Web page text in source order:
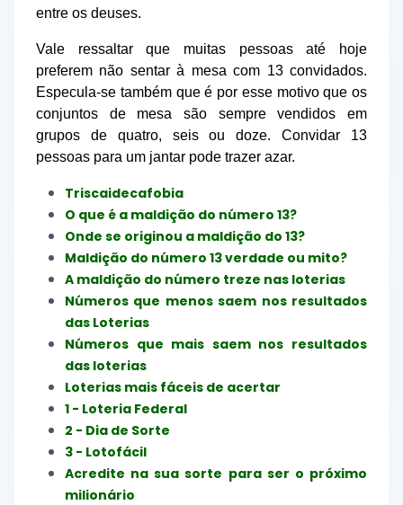
entre os deuses.
Vale ressaltar que muitas pessoas até hoje
preferem não sentar à mesa com 13 convidados.
Especula-se também que é por esse motivo que os
conjuntos de mesa são sempre vendidos em
grupos de quatro, seis ou doze. Convidar 13
pessoas para um jantar pode trazer azar.
Triscaidecafobia
O que é a maldição do número 13?
Onde se originou a maldição do 13?
Maldição do número 13 verdade ou mito?
A maldição do número treze nas loterias
Números que menos saem nos resultados
das Loterias
Números que mais saem nos resultados
das loterias
Loterias mais fáceis de acertar
1 - Loteria Federal
2 - Dia de Sorte
3 - Lotofácil
Acredite na sua sorte para ser o próximo
milionário